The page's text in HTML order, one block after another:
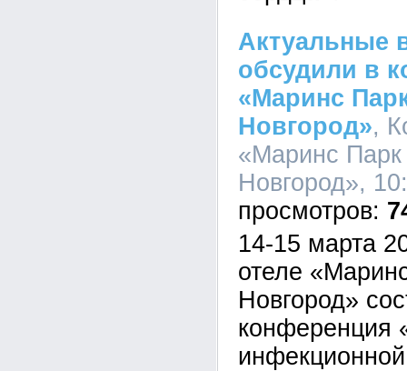
Актуальные
обсудили в
«Маринс
Новгород»,
«Маринс
Новгород»,
14-15 марта
отеле
Новгород»
конференция